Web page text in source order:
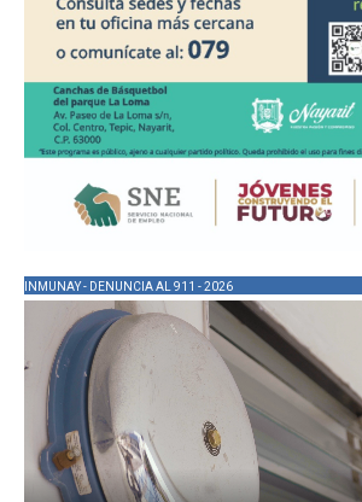
INMUNAY - DENUNCIA AL 911 - 2026